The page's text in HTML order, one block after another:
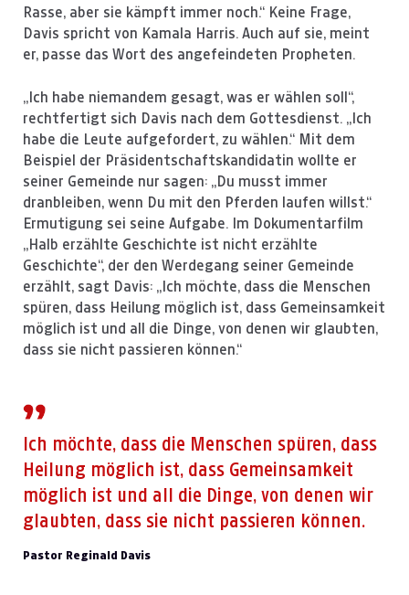
Rasse, aber sie kämpft immer noch.“ Keine Frage,
Davis spricht von Kamala Harris. Auch auf sie, meint
er, passe das Wort des angefeindeten Propheten.
„Ich habe niemandem gesagt, was er wählen soll“,
rechtfertigt sich Davis nach dem Gottesdienst. „Ich
habe die Leute aufgefordert, zu wählen.“ Mit dem
Beispiel der Präsidentschaftskandidatin wollte er
seiner Gemeinde nur sagen: „Du musst immer
dranbleiben, wenn Du mit den Pferden laufen willst.“
Ermutigung sei seine Aufgabe. Im Dokumentarfilm
„Halb erzählte Geschichte ist nicht erzählte
Geschichte“, der den Werdegang seiner Gemeinde
erzählt, sagt Davis: „Ich möchte, dass die Menschen
spüren, dass Heilung möglich ist, dass Gemeinsamkeit
möglich ist und all die Dinge, von denen wir glaubten,
dass sie nicht passieren können.“
Ich möchte, dass die Menschen spüren, dass
Heilung möglich ist, dass Gemeinsamkeit
möglich ist und all die Dinge, von denen wir
glaubten, dass sie nicht passieren können.
Pastor Reginald Davis